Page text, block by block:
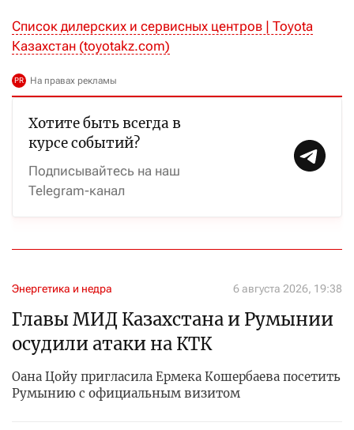
Список дилерских и сервисных центров | Toyota
Казахстан (toyotakz.com)
Хотите быть всегда в
курсе событий?
Подписывайтесь на наш
Telegram-канал
Энергетика и недра 6 августа 2026, 19:38
Главы МИД Казахстана и Румынии
осудили атаки на КТК
Оана Цойу пригласила Ермека Кошербаева посетить
Румынию с официальным визитом